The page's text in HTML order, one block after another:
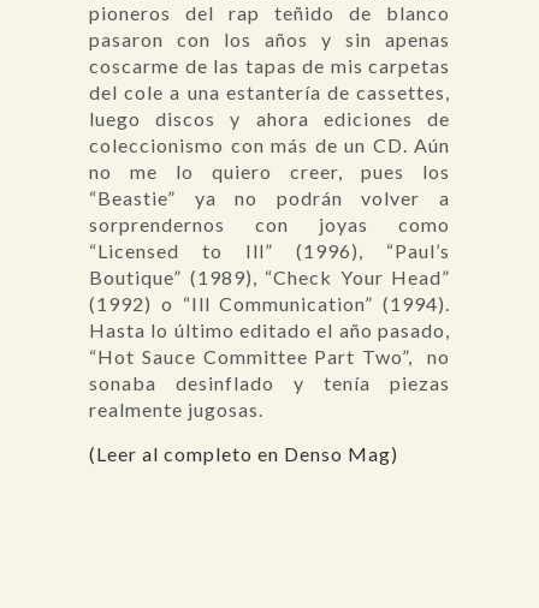
pioneros del rap teñido de blanco
pasaron con los años y sin apenas
coscarme de las tapas de mis carpetas
del cole a una estantería de cassettes,
luego discos y ahora ediciones de
coleccionismo con más de un CD. Aún
no me lo quiero creer, pues los
“Beastie” ya no podrán volver a
sorprendernos con joyas como
“Licensed to Ill” (1996), “Paul’s
Boutique” (1989), “Check Your Head”
(1992) o “Ill Communication” (1994).
Hasta lo último editado el año pasado,
“Hot Sauce Committee Part Two”, no
sonaba desinflado y tenía piezas
realmente jugosas.
(Leer al completo en Denso Mag)